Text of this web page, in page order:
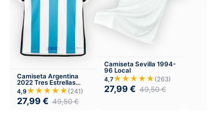
Camiseta Argentina
2022 Tres Estrellas
Local
4,9 ★★★★★(241)
27,99 € 49,50€
Camiseta Sevilla 1994-
96 Local
4,7★★★★★(263)
27,99 € 49,50€